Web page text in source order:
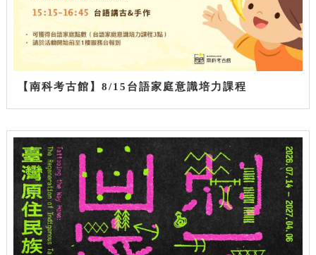
【南科考古館】8/15台語家庭意識培力課程